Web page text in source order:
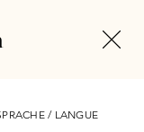
Skins Boxen
/ LANGUE